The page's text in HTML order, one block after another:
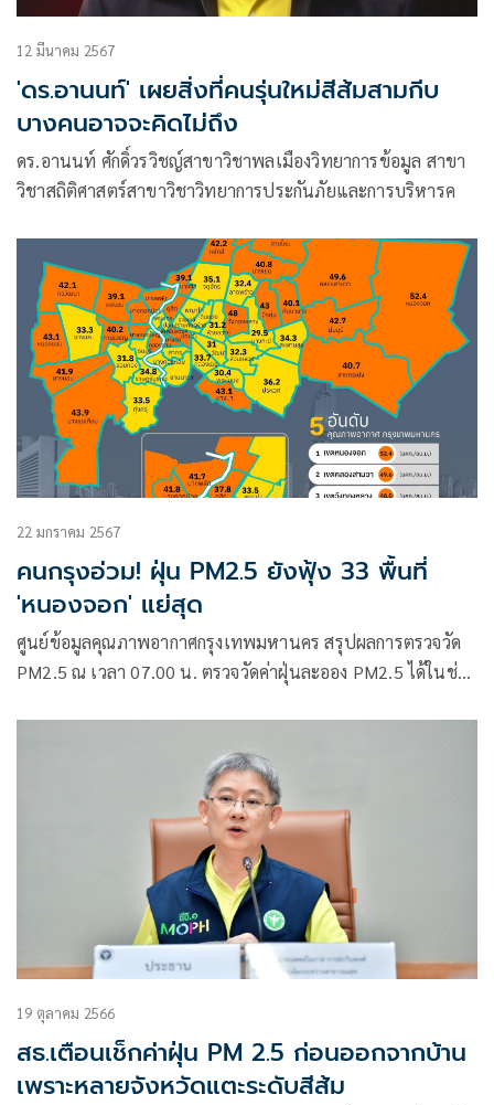
12 มีนาคม 2567
'ดร.อานนท์' เผยสิ่งที่คนรุ่นใหม่สีส้มสามกีบ
บางคนอาจจะคิดไม่ถึง
ดร.อานนท์ ศักดิ์วรวิชญ์สาขาวิชาพลเมืองวิทยาการข้อมูล สาขา
วิชาสถิติศาสตร์สาขาวิชาวิทยาการประกันภัยและการบริหารค
22 มกราคม 2567
คนกรุงอ่วม! ฝุ่น PM2.5 ยังฟุ้ง 33 พื้นที่
'หนองจอก' แย่สุด
ศูนย์ข้อมูลคุณภาพอากาศกรุงเทพมหานคร สรุปผลการตรวจวัด
PM2.5 ณ เวลา 07.00 น. ตรวจวัดค่าฝุ่นละออง PM2.5 ได้ในช่วง
19 ตุลาคม 2566
สธ.เตือนเช็กค่าฝุ่น PM 2.5 ก่อนออกจากบ้าน
เพราะหลายจังหวัดแตะระดับสีส้ม